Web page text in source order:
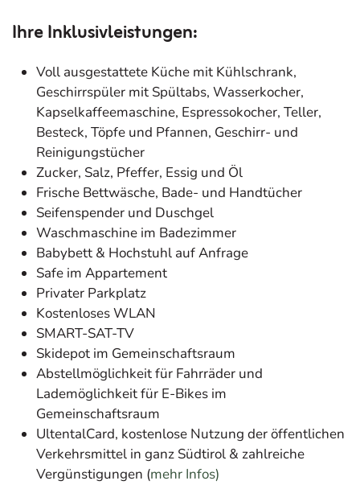
Ihre Inklusivleistungen:
Voll ausgestattete Küche mit Kühlschrank,
Geschirrspüler mit Spültabs, Wasserkocher,
Kapselkaffeemaschine, Espressokocher, Teller,
Besteck, Töpfe und Pfannen, Geschirr- und
Reinigungstücher
Zucker, Salz, Pfeffer, Essig und Öl
Frische Bettwäsche, Bade- und Handtücher
Seifenspender und Duschgel
Waschmaschine im Badezimmer
Babybett & Hochstuhl auf Anfrage
Safe im Appartement
Privater Parkplatz
Kostenloses WLAN
SMART-SAT-TV
Skidepot im Gemeinschaftsraum
Abstellmöglichkeit für Fahrräder und
Lademöglichkeit für E-Bikes im
Gemeinschaftsraum
UltentalCard, kostenlose Nutzung der öffentlichen
Verkehrsmittel in ganz Südtirol & zahlreiche
Vergünstigungen (mehr Infos)